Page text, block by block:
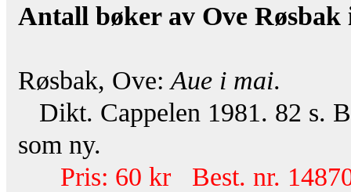
Antall bøker av Ove Røsbak
Røsbak, Ove:Aue i mai.
Dikt. Cappelen 1981. 82 s.
som ny.
Pris: 60 kr Best. nr.